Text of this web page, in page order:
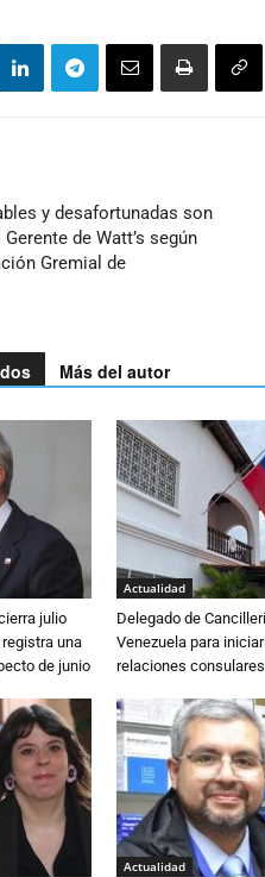
y desafortunadas son
de Watt’s según
Gremial de
Más del autor
julio
una
de junio
Actualidad
Delegado de
Venezuela para
relaciones consulares
Actualidad